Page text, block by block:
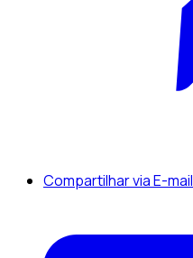
Compartilhar via E-mail